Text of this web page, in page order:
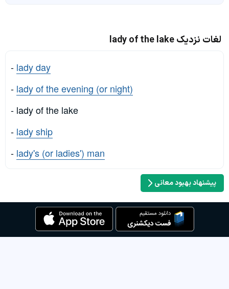
لغات نزدیک lady of the lake
- lady day
- lady of the evening (or night)
- lady of the lake
- lady ship
- lady's (or ladies') man
پیشنهاد بهبود معانی